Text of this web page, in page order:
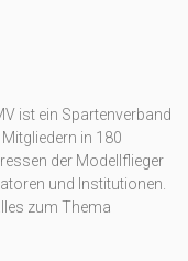
ist ein Spartenverband
in 180
der Modellflieger
und Institutionen.
zum Thema